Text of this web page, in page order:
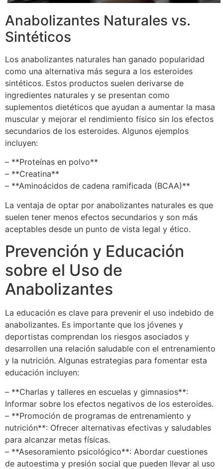
Anabolizantes Naturales vs.
Sintéticos
Los anabolizantes naturales han ganado popularidad
como una alternativa más segura a los esteroides
sintéticos. Estos productos suelen derivarse de
ingredientes naturales y se presentan como
suplementos dietéticos que ayudan a aumentar la masa
muscular y mejorar el rendimiento físico sin los efectos
secundarios de los esteroides. Algunos ejemplos
incluyen:
– **Proteínas en polvo**
– **Creatina**
– **Aminoácidos de cadena ramificada (BCAA)**
La ventaja de optar por anabolizantes naturales es que
suelen tener menos efectos secundarios y son más
aceptables desde un punto de vista legal y ético.
Prevención y Educación
sobre el Uso de
Anabolizantes
La educación es clave para prevenir el uso indebido de
anabolizantes. Es importante que los jóvenes y
deportistas comprendan los riesgos asociados y
desarrollen una relación saludable con el entrenamiento
y la nutrición. Algunas estrategias para fomentar esta
educación incluyen:
– **Charlas y talleres en escuelas y gimnasios**:
Informar sobre los efectos negativos de los esteroides.
– **Promoción de programas de entrenamiento y
nutrición**: Ofrecer alternativas efectivas y saludables
para alcanzar metas físicas.
– **Asesoramiento psicológico**: Abordar cuestiones
de autoestima y presión social que pueden llevar al uso